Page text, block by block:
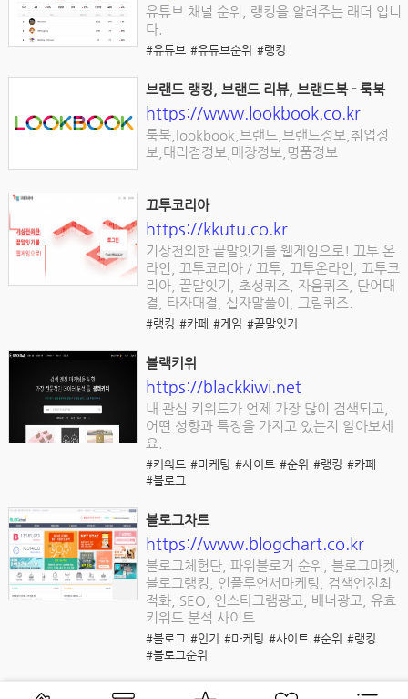
유튜브 채널 순위, 랭킹을 알려주는 래더 입니
다.
#유튜브 #유튜브순위 #랭킹
브랜드 랭킹, 브랜드 리뷰, 브랜드북 - 룩북
https://www.lookbook.co.kr
룩북,lookbook,브랜드,브랜드정보,취업정
보,대리점정보,매장정보,명품정보
끄투코리아
https://kkutu.co.kr
기상천외한 끝말잇기를 웹게임으로! 끄투 온
라인, 끄투코리아 / 끄투, 끄투온라인, 끄투코
리아, 끝말잇기, 초성퀴즈, 자음퀴즈, 단어대
결, 타자대결, 십자말풀이, 그림퀴즈.
#랭킹 #카페 #게임 #끝말잇기
블랙키위
https://blackkiwi.net
내 관심 키워드가 언제 가장 많이 검색되고,
어떤 성향과 특징을 가지고 있는지 알아보세
요.
#키워드 #마케팅 #사이트 #순위 #랭킹 #카페
#블로그
블로그차트
https://www.blogchart.co.kr
블로그체험단, 파워블로거 순위, 블로그마켓,
블로그랭킹, 인플루언서마케팅, 검색엔진최
적화, SEO, 인스타그램광고, 배너광고, 유효
키워드 분석 사이트
#블로그 #인기 #마케팅 #사이트 #순위 #랭킹
#블로그순위